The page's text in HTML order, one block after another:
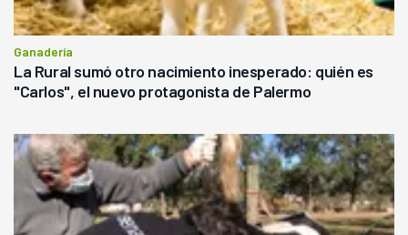
Ganadería
La Rural sumó otro nacimiento inesperado: quién es
"Carlos", el nuevo protagonista de Palermo